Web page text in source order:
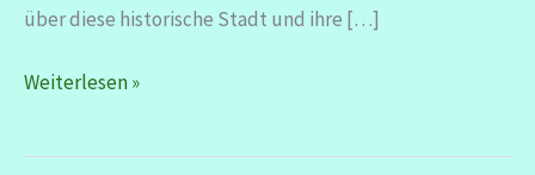
über diese historische Stadt und ihre […]
Bamberg
Weiterlesen »